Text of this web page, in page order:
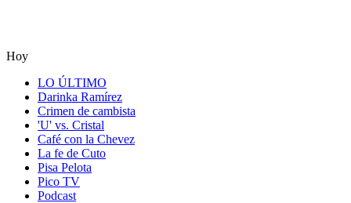
Hoy
LO ÚLTIMO
Darinka Ramírez
Crimen de cambista
'U' vs. Cristal
Café con la Chevez
La fe de Cuto
Pisa Pelota
Pico TV
Podcast